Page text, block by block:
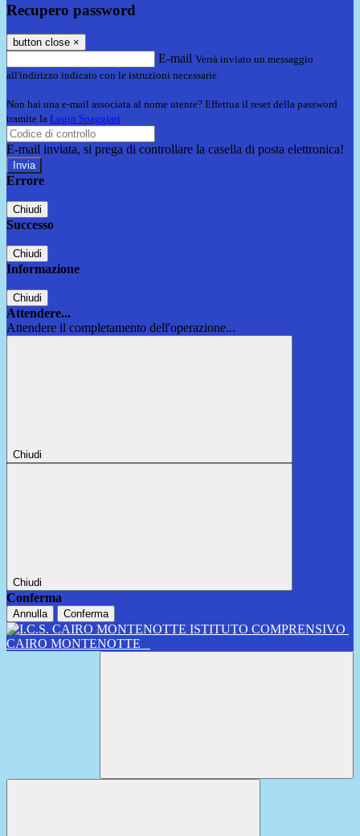
Recupero password
button close ×
E-mail Verrà inviato un messaggio
all'indirizzo indicato con le istruzioni necessarie.
Non hai una e-mail associata al nome utente? Effettua il reset della password
tramite la Login Spaggiari
E-mail inviata, si prega di controllare la casella di posta elettronica!
Errore
Chiudi
Successo
Chiudi
Informazione
Chiudi
Attendere...
Attendere il completamento dell'operazione...
Chiudi
Chiudi
Conferma
Annulla Conferma
ISTITUTO COMPRENSIVO
CAIRO MONTENOTTE